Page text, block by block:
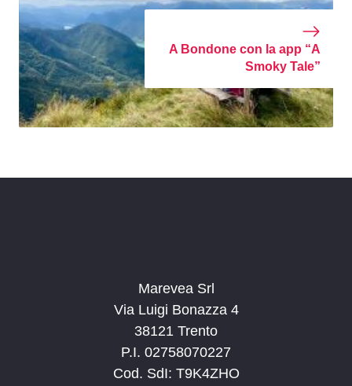
A Bondone con la app “A
Smoky Tale”
Marevea Srl
Via Luigi Bonazza 4
38121 Trento
P.I. 02758070227
Cod. SdI: T9K4ZHO